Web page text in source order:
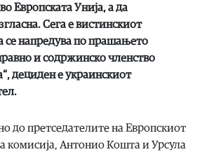
Европската Унија, а да
Сега е вистинскиот
се напредува по прашањето
и содржинско членство
дециден е украинскиот
до претседателите на Европскиот
комисија, Антонио Кошта и Урсула